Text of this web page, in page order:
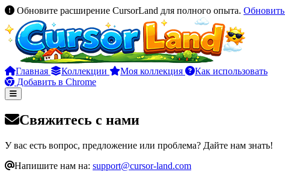
Обновите расширение CursorLand для полного опыта. Обновить
Главная Коллекции Моя коллекция
Как использовать
Добавить в Chrome
Свяжитесь с нами
У вас есть вопрос, предложение или проблема? Дайте нам знать!
Напишите нам на: support@cursor-land.com